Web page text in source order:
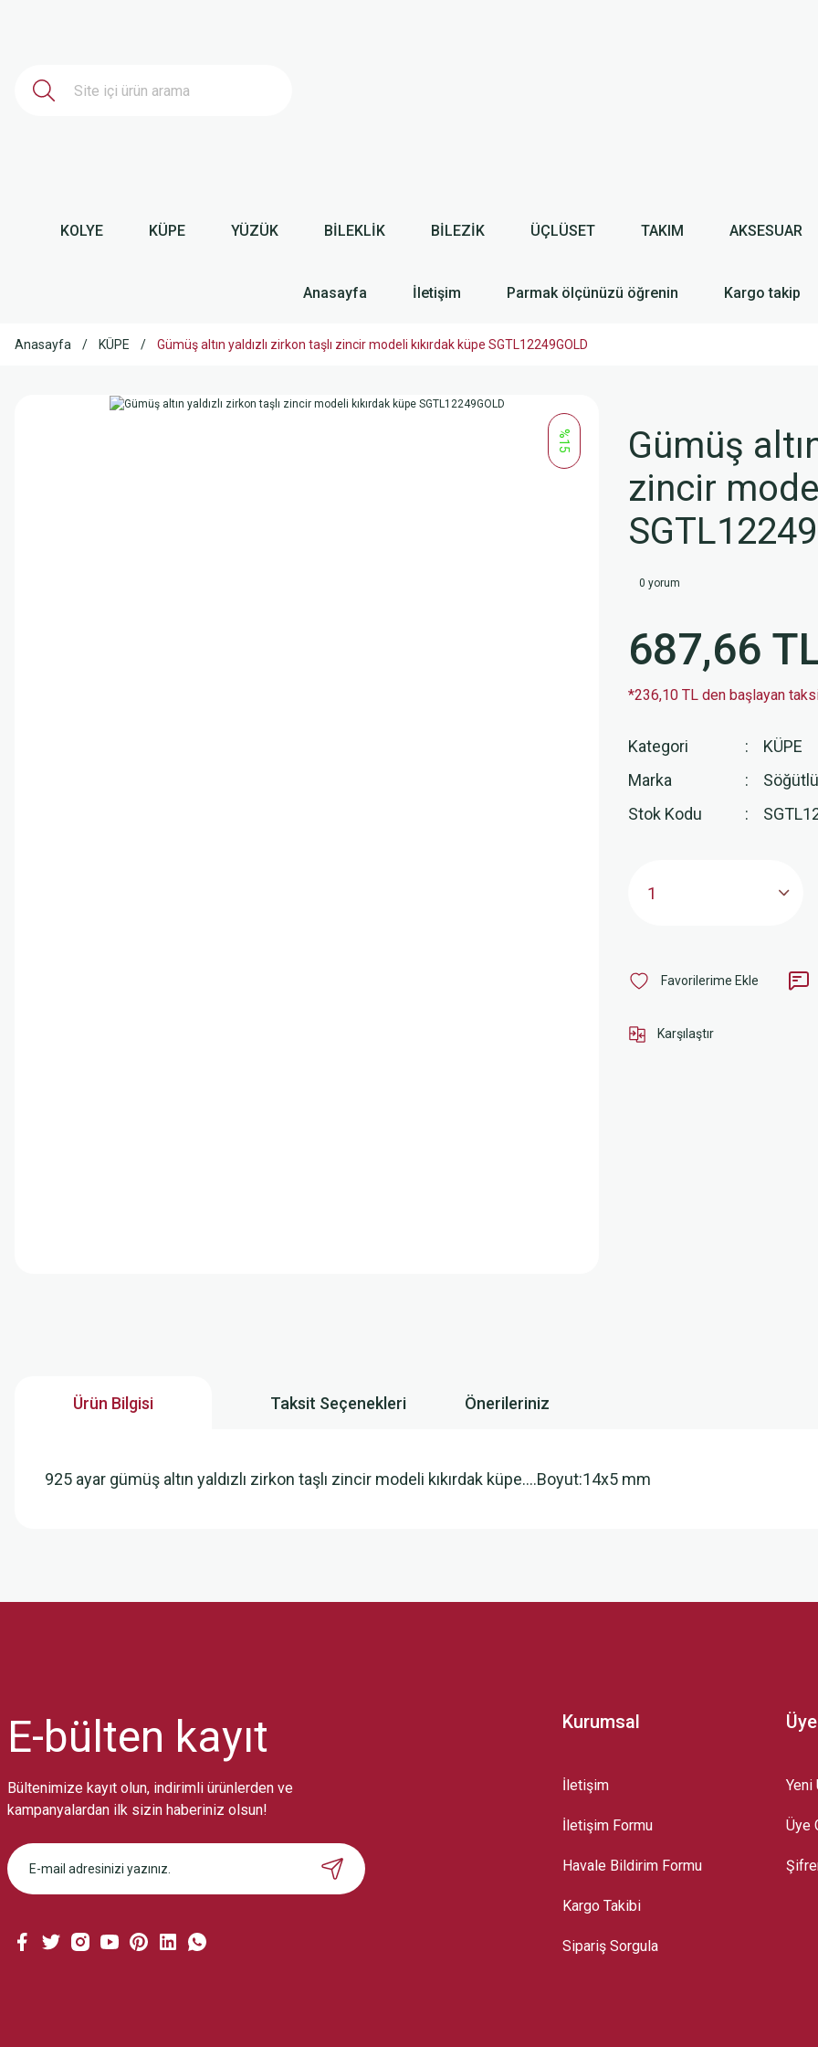
KOLYE KÜPE YÜZÜK BİLEKLİK BİLEZİK ÜÇLÜSET TAKIM AKSESUAR
Anasayfa İletişim Parmak ölçünüzü öğrenin Kargo takip
Anasayfa KÜPE Gümüş altın yaldızlı zirkon taşlı zincir modeli kıkırdak küpe SGTL12249GOLD
%15
Gümüş
zincir
0 yorum
687,66
*236,10 TL den başlayan
Kategori
KÜPE
Marka
Stok Kodu
Karşılaştır
Ürün Bilgisi Taksit Seçenekleri Önerileriniz
925 ayar gümüş altın yaldızlı zirkon taşlı zincir modeli kıkırdak küpe….Boyut:14x5 mm
Bu ürüne benzer farklı alternatifler olmalı.
Gönder
E-bülten kayıt
Bültenimize kayıt olun, indirimli ürünlerden ve
kampanyalardan ilk sizin haberiniz olsun!
Kurumsal
İletişim
İletişim Formu
Havale Bildirim Formu
Kargo Takibi
Sipariş Sorgula
Yeni
Üye